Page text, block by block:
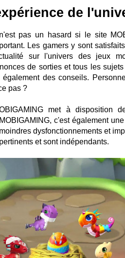
de
pas un hasard si le site
Les gamers y sont
sur l'univers des jeux
de sorties et tous les
également des conseils.
pas ?
met à disposition
MOBIGAMING, c'est également
moindres dysfonctionnements et
pertinents et sont indépendants.